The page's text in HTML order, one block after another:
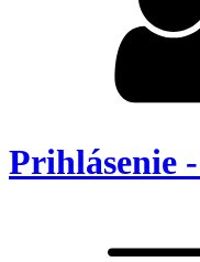
Prihlásenie